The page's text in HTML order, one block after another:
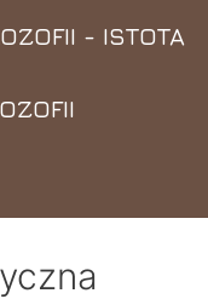
- ISTOTA